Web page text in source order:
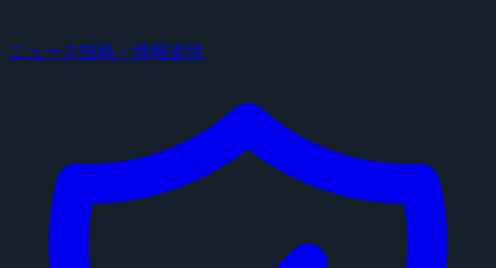
ニュース投稿・情報提供